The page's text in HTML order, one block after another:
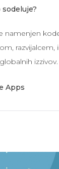
sodeluje?
namenjen
izzivov.
Apps